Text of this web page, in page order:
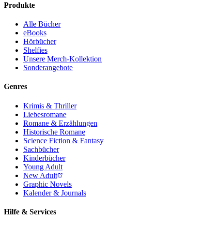
Produkte
Alle Bücher
eBooks
Hörbücher
Shelfies
Unsere Merch-Kollektion
Sonderangebote
Genres
Krimis & Thriller
Liebesromane
Romane & Erzählungen
Historische Romane
Science Fiction & Fantasy
Sachbücher
Kinderbücher
Young Adult
New Adult
Graphic Novels
Kalender & Journals
Hilfe & Services